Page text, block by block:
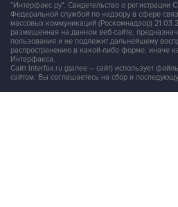
"Интерфакс.ру". Свидетельство о
Федеральной службой по надзору в сфере
массовых коммуникаций (Роскомнадзор)
размещенная на данном веб-сайте,
пользования и не подлежит дальнейшему
распространению в какой-либо форме, иначе
Интерфакса.
Сайт Interfax.ru (далее – сайт) использует
сайтом, Вы соглашаетесь на сбор и